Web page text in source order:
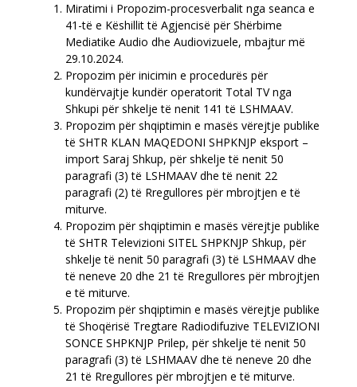
Miratimi i Propozim-procesverbalit nga seanca e
41-të e Këshillit të Agjencisë për Shërbime
Mediatike Audio dhe Audiovizuele, mbajtur më
29.10.2024.
Propozim për inicimin e procedurës për
kundërvajtje kundër operatorit Total TV nga
Shkupi për shkelje të nenit 141 të LSHMAAV.
Propozim për shqiptimin e masës vërejtje publike
të SHTR KLAN MAQEDONI SHPKNJP eksport –
import Saraj Shkup, për shkelje të nenit 50
paragrafi (3) të LSHMAAV dhe të nenit 22
paragrafi (2) të Rregullores për mbrojtjen e të
miturve.
Propozim për shqiptimin e masës vërejtje publike
të SHTR Televizioni SITEL SHPKNJP Shkup, për
shkelje të nenit 50 paragrafi (3) të LSHMAAV dhe
të neneve 20 dhe 21 të Rregullores për mbrojtjen
e të miturve.
Propozim për shqiptimin e masës vërejtje publike
të Shoqërisë Tregtare Radiodifuzive TELEVIZIONI
SONCE SHPKNJP Prilep, për shkelje të nenit 50
paragrafi (3) të LSHMAAV dhe të neneve 20 dhe
21 të Rregullores për mbrojtjen e të miturve.